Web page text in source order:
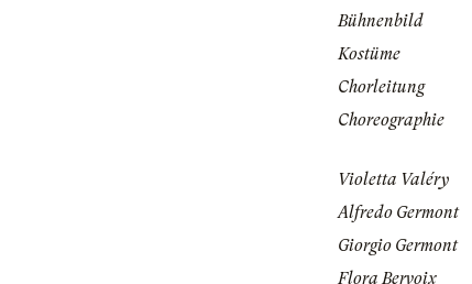
Bühnenbild
Kostüme
Chorleitung
Choreographie
Violetta Valéry
Alfredo Germont
Giorgio Germont
Flora Bervoix